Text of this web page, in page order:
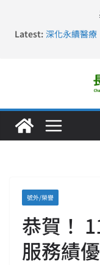
Latest: 獲肯定
深化永續醫
跨海築夢 長
仁德醫專與
號外/榮譽
恭賀！
服務績